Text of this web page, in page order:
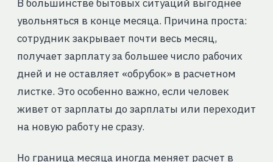
В большинстве бытовых ситуаций выгоднее
увольняться в конце месяца. Причина проста:
сотрудник закрывает почти весь месяц,
получает зарплату за большее число рабочих
дней и не оставляет «обрубок» в расчетном
листке. Это особенно важно, если человек
живет от зарплаты до зарплаты или переходит
на новую работу не сразу.
Но граница месяца иногда меняет расчет в